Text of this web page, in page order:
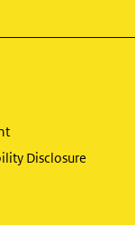
Disclosure